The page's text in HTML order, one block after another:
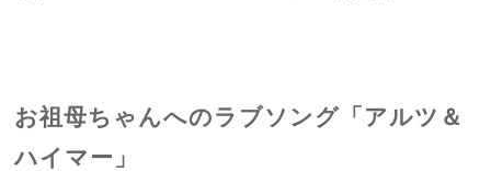
お祖母ちゃんへのラブソング「アルツ＆
ハイマー」